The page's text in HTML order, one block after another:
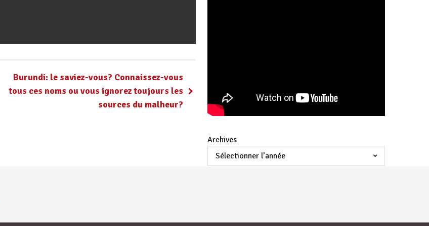
Burundi: le saviez-vous? Connaissez-vous
tous ces noms ou vous ignorez toujours les
sources du malheur?
Archives